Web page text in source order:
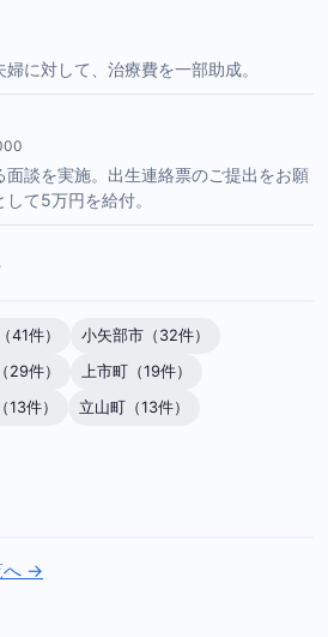
に対して、治療費を一部助成。
面談を実施。出生連絡票のご提出をお願
て5万円を給付。
41件）
小矢部市（32件）
29件）
上市町（19件）
13件）
立山町（13件）
へ →